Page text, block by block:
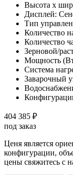
Высота х
Дисплей:
Тип
Количество
Количество
Зерновой/
Мощность
Система
Заварочный
404 385 ₽
под заказ
Ценя является
конфигурации,
цены свяжитесь с